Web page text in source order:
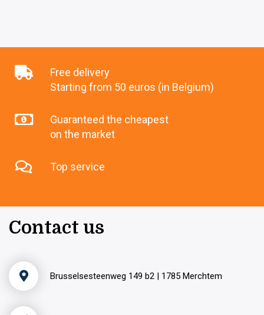
Free delivery
Starting from 50 euros (in Belgium)
Guaranteed the cheapest
on the market
Top service
Contact us
Brusselsesteenweg 149 b2 | 1785 Merchtem